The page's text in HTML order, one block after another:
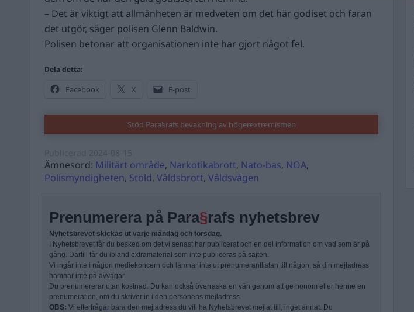
– Det är viktigt att allmänheten är medveten om det här godiset och faran
det utgör, säger polisen Glenn Baldwin.
Polisen betonar att organisationen inte har gjort något fel.
Dela detta:
Facebook X E-post
Stöd Para§rafs bevakning av högerextremismen
Ämnesord: Militärt område, Narkotikabrott, Nato-bas, NOA,
Polismyndigheten, Stöld, Våldsbrott, Våldsvågen
Prenumerera på Para§rafs nyhetsbrev
Nyhetsbrevet skickas ut varje måndag och torsdag.
I Nyhetsbrevet får du besked om det vi senast har publicerat och en del information om vad som är på
gång. Därtill får du ibland extramaterial som inte publiceras på sajten.
Vi ingår inte i någon mediekoncern och lämnar inte ut prenumerantlistan till någon, så din mejladress
hamnar inte på avvägar.
Du prenumererar utan kostnad. Du kan också överraska en vän genom att ge honom eller henne en
prenumeration, om du skriver in i den personens mejladress.
OBS: Vi efterfrågar bara den mejladress du vill ha Nyhetsbrevet mejlat till, inget annat. Du